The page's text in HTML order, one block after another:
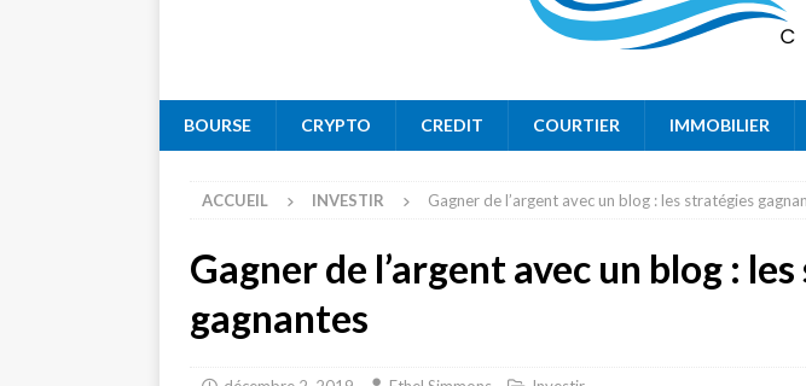
BOURSE CRYPTO CREDIT COURTIER IMMOBILIER
ACCUEIL INVESTIR Gagner de l’argent avec un blog : les stratégies
Gagner de l’argent avec un blog :
gagnantes